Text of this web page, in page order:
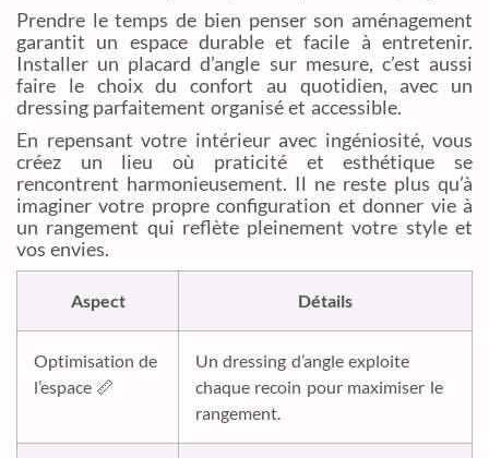
Prendre le temps de bien penser son aménagement
garantit un espace durable et facile à entretenir.
Installer un placard d’angle sur mesure, c’est aussi
faire le choix du confort au quotidien, avec un
dressing parfaitement organisé et accessible.
En repensant votre intérieur avec ingéniosité, vous
créez un lieu où praticité et esthétique se
rencontrent harmonieusement. Il ne reste plus qu’à
imaginer votre propre configuration et donner vie à
un rangement qui reflète pleinement votre style et
vos envies.
Aspect Détails
Optimisation de
l’espace 📏
Un dressing d’angle exploite
chaque recoin pour maximiser le
rangement.